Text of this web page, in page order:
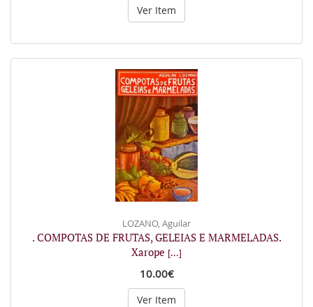
Ver Item
LOZANO, Aguilar
. COMPOTAS DE FRUTAS, GELEIAS E MARMELADAS.
Xarope [...]
10.00€
Ver Item